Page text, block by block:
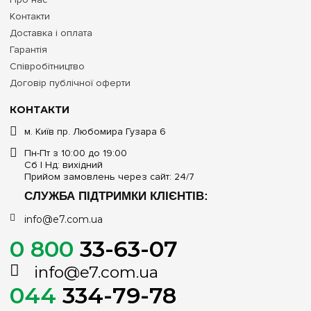
Зведені технічні характеристики навісних щитів
Рекомендований тип монтажу та проводки
Зовнішній (навісний), підведення кабелів відкритим
Матеріал та колір корпусу
Метал та ударостійкий самозатухаючий пластик, колір
корпусу — білий
Конфігурація фасаду (лицьової панелі)
Відкритий фасад без дверцят для миттєвого контролю
Внутрішній простір та ергономіка
Багаторядні знімні DIN-рейки з розширеним міжрейковим
та підрейковим кроком для товстих жил
КОНТАКТИ
м. Київ пр. Любомира Гузара 6
Пн-Пт з 10:00 до 19:00
Сб | Нд: вихідний
Прийом замовлень через сайт: 24/7
СЛУЖБА ПІДТРИМКИ КЛІЄНТІВ:
info@e7.com.ua
0 800 33-63-07
info@e7.com.ua
044 334-79-78
Контакти
Доставка і оплата
Гарантія
Співробітництво
Договір публічної оферти